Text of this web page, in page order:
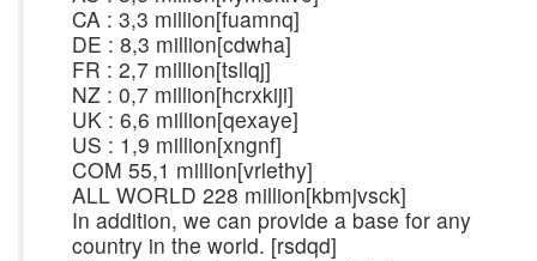
CA : 3,3 million[fuamnq]
DE : 8,3 million[cdwha]
FR : 2,7 million[tsllqj]
NZ : 0,7 million[hcrxkiji]
UK : 6,6 million[qexaye]
US : 1,9 million[xngnf]
COM 55,1 million[vrlethy]
ALL WORLD 228 million[kbmjvsck]
In addition, we can provide a base for any
country in the world. [rsdqd]